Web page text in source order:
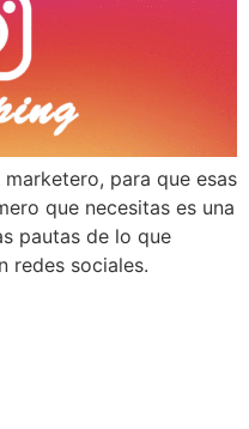
para que esas
que necesitas es una
pautas de lo que
redes sociales.